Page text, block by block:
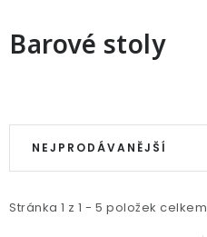
Kontakt
Barové stoly
V
ý
p
i
Stránka 1 z 1 - 5 položek celkem
Ř
a
z
e
NEJPRODÁVANĚJŠÍ